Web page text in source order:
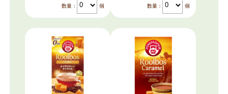
数量： 個 数量： 個